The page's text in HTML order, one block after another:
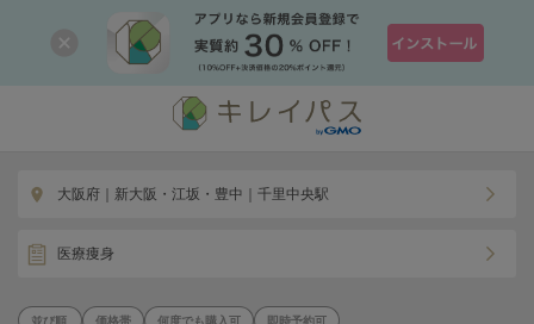
大阪府｜新大阪・江坂・豊中｜千里中央駅
医療痩身
価格帯 何度でも購入可 即時予約可